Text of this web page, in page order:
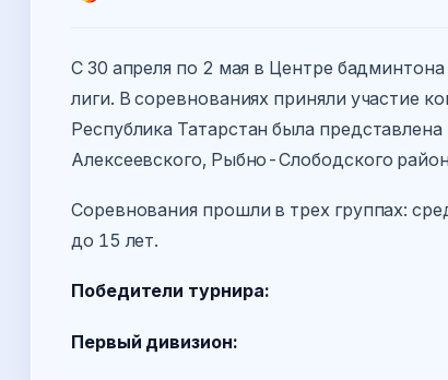
С 30 апреля по 2 мая в Центре
лиги. В соревнованиях приняли участие
Республика Татарстан была
Алексеевского, Рыбно-Слободского
Соревнования прошли в трех группах:
до 15 лет.
Победители турнира:
Первый дивизион: